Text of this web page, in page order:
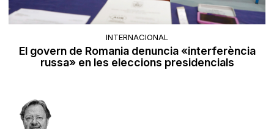
INTERNACIONAL
El govern de Romania denuncia «interferència
russa» en les eleccions presidencials